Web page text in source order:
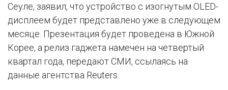
Сеуле, заявил, что устройство с изогнутым OLED-
дисплеем будет представлено уже в следующем
месяце. Презентация будет проведена в Южной
Корее, а релиз гаджета намечен на четвертый
квартал года, передают СМИ, ссылаясь на
данные агентства Reuters.